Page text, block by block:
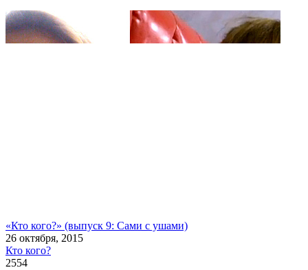
«Кто кого?» (выпуск 9: Сами с ушами)
26 октября, 2015
Кто кого?
2554